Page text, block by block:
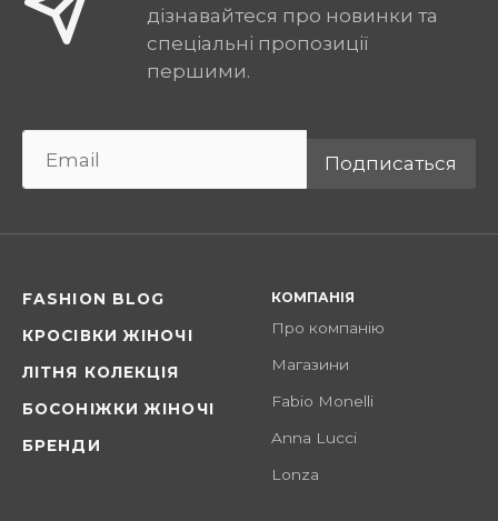
дізнавайтеся про новинки та
спеціальні пропозиції
першими.
Подписаться
FASHION BLOG
КРОСІВКИ ЖІНОЧІ
ЛІТНЯ КОЛЕКЦІЯ
БОСОНІЖКИ ЖІНОЧІ
БРЕНДИ
КОМПАНІЯ
Про компанію
Магазини
Fabio Monelli
Anna Lucci
Lonza